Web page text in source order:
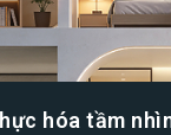
hóa tầm